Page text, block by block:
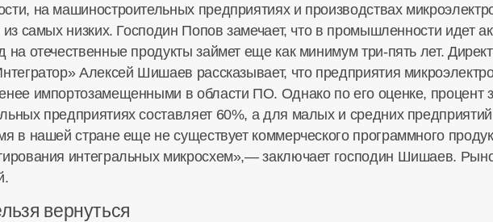
на машиностроительных предприятиях и производствах
из самых низких. Господин Попов замечает, что в промышленности идет
на отечественные продукты займет еще как минимум три-пять лет.
Алексей Шишаев рассказывает, что предприятия
импортозамещенными в области ПО. Однако по его оценке, процент
предприятиях составляет 60%, а для малых и средних
в нашей стране еще не существует коммерческого программного
интегральных микросхем»,— заключает господин Шишаев.
вернуться